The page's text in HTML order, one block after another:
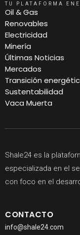
TU PLATAFORMA
Oil & Gas
Renovables
Electricidad
Minería
Últimas Noticias
Mercados
Transición
Sustentabilidad
Vaca Muerta
Shale24 es la
especializada en el
con foco en el
CONTACTO
info@shale24.com